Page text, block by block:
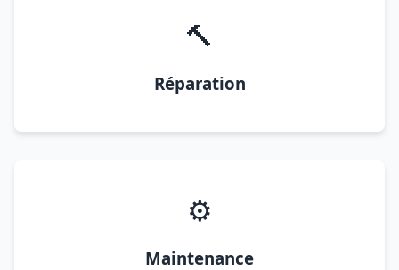
🔨
Réparation
⚙️
Maintenance